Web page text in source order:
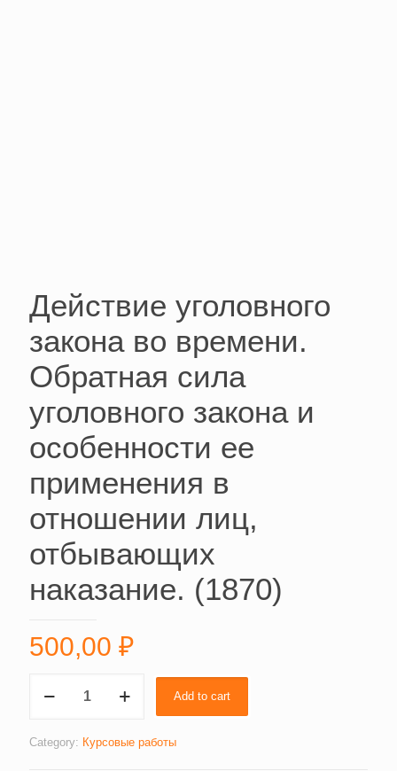
Действие уголовного
закона во времени.
Обратная сила
уголовного закона и
особенности ее
применения в
отношении лиц,
отбывающих
наказание. (1870)
500,00 ₽
уголовного
во
Add to cart
Category: Курсовые работы